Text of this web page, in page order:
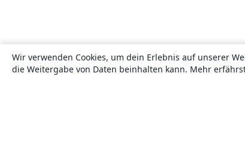
Wir verwenden Cookies, um dein Erlebnis auf unserer
die Weitergabe von Daten beinhalten kann. Mehr